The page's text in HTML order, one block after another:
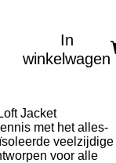
In
winkelwagen
Jacket
met het alles-
veelzijdige
voor alle